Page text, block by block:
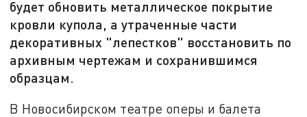
будет обновить металлическое покрытие
кровли купола, а утраченные части
декоративных "лепестков" восстановить по
архивным чертежам и сохранившимся
образцам.
В Новосибирском театре оперы и балета